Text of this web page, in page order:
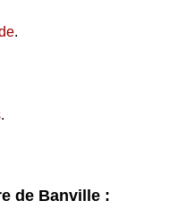
.
.
de Banville :